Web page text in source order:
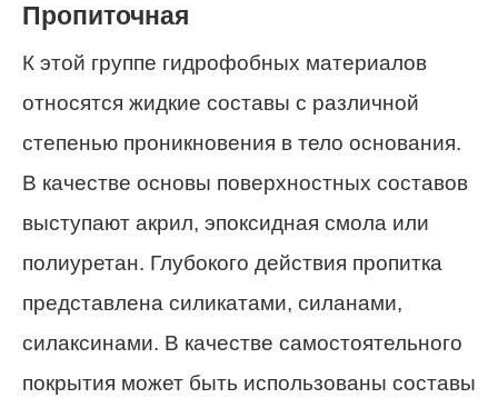
Пропиточная
К этой группе гидрофобных материалов
относятся жидкие составы с различной
степенью проникновения в тело основания.
В качестве основы поверхностных составов
выступают акрил, эпоксидная смола или
полиуретан. Глубокого действия пропитка
представлена силикатами, силанами,
силаксинами. В качестве самостоятельного
покрытия может быть использованы составы